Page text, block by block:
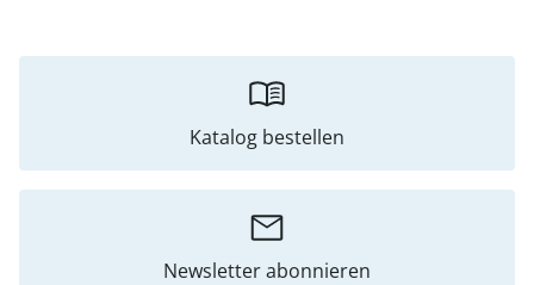
Katalog bestellen
Newsletter abonnieren